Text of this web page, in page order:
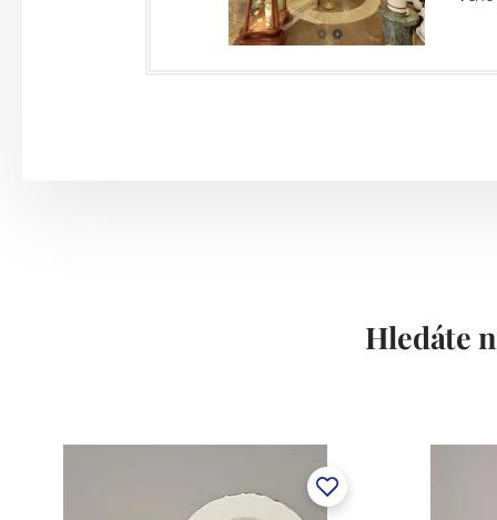
jako druhá nejstarší továrna v
nově vybudovaných prostor, ve
a.s. včetně ochranné známky a
tlakového lití, moderními
dekorovat své výrobky pomocí
Hledáte